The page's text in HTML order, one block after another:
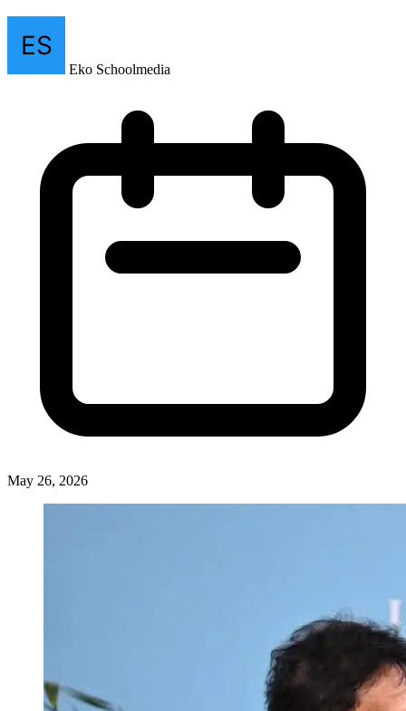
Eko Schoolmedia
May 26, 2026